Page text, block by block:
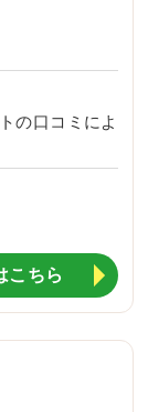
の口コミによ
こちら